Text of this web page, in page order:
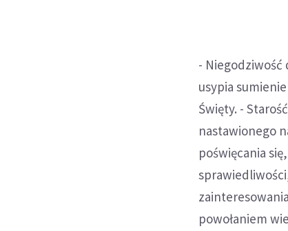
- Niegodziwość
usypia
Święty. -
nastawionego
poświęcania
powołaniem